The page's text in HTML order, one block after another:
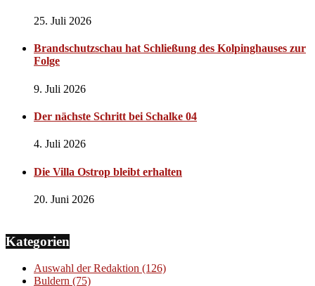
25. Juli 2026
Brandschutzschau hat Schließung des Kolpinghauses zur
Folge
9. Juli 2026
Der nächste Schritt bei Schalke 04
4. Juli 2026
Die Villa Ostrop bleibt erhalten
20. Juni 2026
Kategorien
Auswahl der Redaktion (126)
Buldern (75)